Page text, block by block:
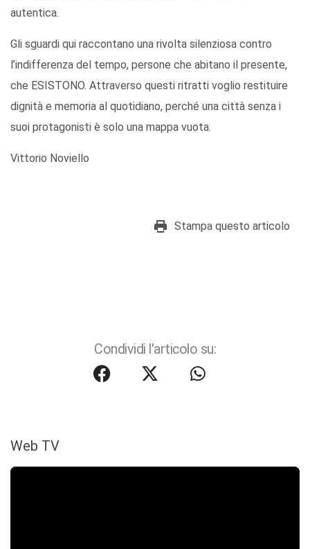
autentica.
Gli sguardi qui raccontano una rivolta silenziosa contro
l’indifferenza del tempo, persone che abitano il presente,
che ESISTONO. Attraverso questi ritratti voglio restituire
dignità e memoria al quotidiano, perché una città senza i
suoi protagonisti è solo una mappa vuota.
Vittorio Noviello
Stampa questo articolo
Condividi l'articolo su:
Web TV